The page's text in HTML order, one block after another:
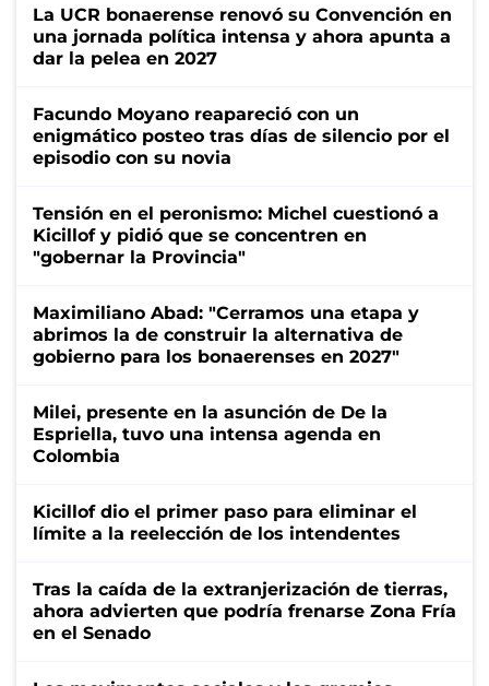
La UCR bonaerense renovó su Convención en
una jornada política intensa y ahora apunta a
dar la pelea en 2027
Facundo Moyano reapareció con un
enigmático posteo tras días de silencio por el
episodio con su novia
Tensión en el peronismo: Michel cuestionó a
Kicillof y pidió que se concentren en
"gobernar la Provincia"
Maximiliano Abad: "Cerramos una etapa y
abrimos la de construir la alternativa de
gobierno para los bonaerenses en 2027"
Milei, presente en la asunción de De la
Espriella, tuvo una intensa agenda en
Colombia
Kicillof dio el primer paso para eliminar el
límite a la reelección de los intendentes
Tras la caída de la extranjerización de tierras,
ahora advierten que podría frenarse Zona Fría
en el Senado